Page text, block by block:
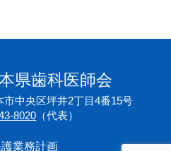
県歯科医師会
市中央区坪井2丁目4番15号
8020 （代表）
業務計画